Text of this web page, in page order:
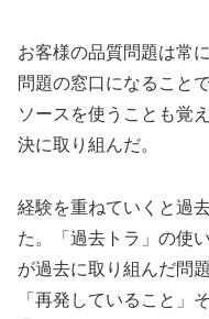
お客様の品質問題は常
問題の窓口になること
ソースを使うことも覚
決に取り組んだ。
経験を重ねていくと過
た。「過去トラ」の使
が過去に取り組んだ問
「再発していること」